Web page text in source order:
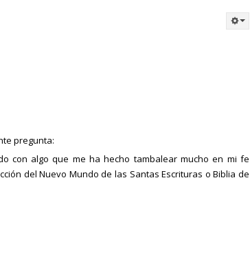
pregunta:
con algo que me ha hecho tambalear mucho en mi fe
del Nuevo Mundo de las Santas Escrituras o Biblia de